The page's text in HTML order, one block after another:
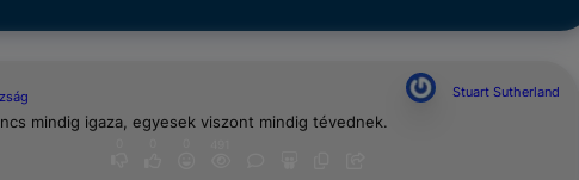
Stuart Sutherland
mindig igaza, egyesek viszont mindig tévednek.